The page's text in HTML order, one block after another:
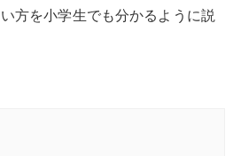
方を小学生でも分かるように説